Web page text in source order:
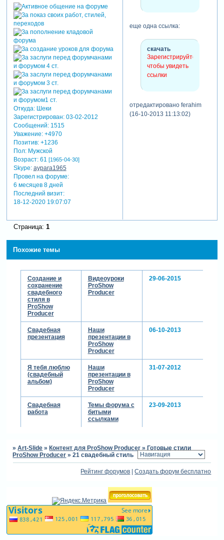
Откуда:Шеки
Зарегистрирован: 03-02-2012
Сообщений:1515
Уважение: +4970
Позитив: +1236
Пол:Мужской
Возраст:61 [1965-04-30]
Skype: aypara1965
Провел на форуме:
6 месяцев 8 дней
Последний визит:
18-12-2020 19:07:07
еще одна ссылка:
скачать
Зарегистрируйтесь,
чтобы увидеть
ссылки
отредактировано ferahim
(16-10-2013 11:13:02)
Страница: 1
Похожие темы
Создание и
сохранение
свадебного
стиля в
ProShow
Producer
Видеоуроки
ProShow
Producer
29-06-2015
Свадебная
презентация
Наши
презентации в
ProShow
Producer
06-10-2013
Я тебя люблю
(свадебный
альбом)
Наши
презентации в
ProShow
Producer
31-07-2012
Свадебная
работа
Темы форума с
битыми
ссылками
23-09-2013
»Art-Slide » Контент для ProShow Producer » Готовые стили
ProShow Producer »21 свадебный стиль
Рейтинг форумов |Создать форум бесплатно